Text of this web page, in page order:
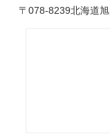
〒078-8239北海道